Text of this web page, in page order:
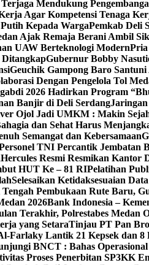
Mendukung
Agar Kompetensi Tenaga
Kepada WargaPemkab Deli
Ajak Remaja Berani Ambil
UAW Berteknologi ModernPria
DitangkapGubernur Bobby
Geuchik Gampong Baro
Dengan Pengelola Tol
2026 Hadirkan Program
Banjir di Deli Serdang
Ojol Jadi UMKM : Makin
dan Sehat Harus
Semangat dan Kebersamaan
TNI Percantik Jembatan
Hercules Resmi Resmikan Kantor
HUT Ke – 81 RIPelatihan
Selesaikan Ketidaksesuaian
Tengah Pembukaan Rute Baru,
2026Bank Indonesia –
Terakhir, Polrestabes Medan
yang SetaraTinjau PT Pan
Farlaky Lantik 21 Kepsek dan 8
BNCT : Bahas
Proses Penerbitan SP3KK